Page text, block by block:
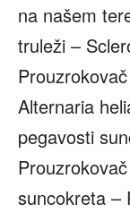
na našem
truleži –
Alternaria
pegavosti
suncokreta –